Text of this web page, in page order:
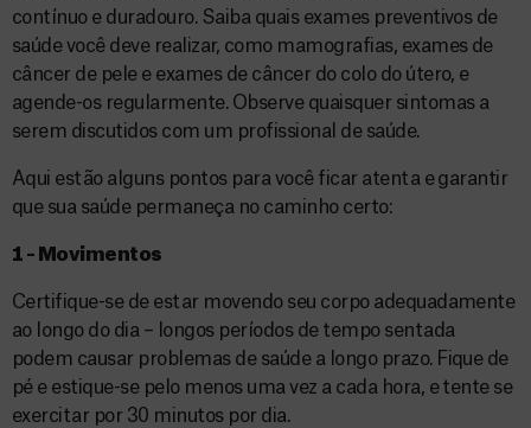
contínuo e duradouro. Saiba quais exames preventivos de
saúde você deve realizar, como mamografias, exames de
câncer de pele e exames de câncer do colo do útero, e
agende-os regularmente. Observe quaisquer sintomas a
serem discutidos com um profissional de saúde.
Aqui estão alguns pontos para você ficar atenta e garantir
que sua saúde permaneça no caminho certo:
1 – Movimentos
Certifique-se de estar movendo seu corpo adequadamente
ao longo do dia – longos períodos de tempo sentada
podem causar problemas de saúde a longo prazo. Fique de
pé e estique-se pelo menos uma vez a cada hora, e tente se
exercitar por 30 minutos por dia.